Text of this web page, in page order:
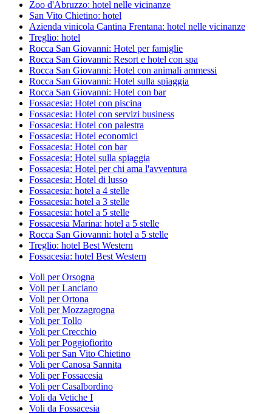
Zoo d'Abruzzo: hotel nelle vicinanze
San Vito Chietino: hotel
Azienda vinicola Cantina Frentana: hotel nelle vicinanze
Treglio: hotel
Rocca San Giovanni: Hotel per famiglie
Rocca San Giovanni: Resort e hotel con spa
Rocca San Giovanni: Hotel con animali ammessi
Rocca San Giovanni: Hotel sulla spiaggia
Rocca San Giovanni: Hotel con bar
Fossacesia: Hotel con piscina
Fossacesia: Hotel con servizi business
Fossacesia: Hotel con palestra
Fossacesia: Hotel economici
Fossacesia: Hotel con bar
Fossacesia: Hotel sulla spiaggia
Fossacesia: Hotel per chi ama l'avventura
Fossacesia: Hotel di lusso
Fossacesia: hotel a 4 stelle
Fossacesia: hotel a 3 stelle
Fossacesia: hotel a 5 stelle
Fossacesia Marina: hotel a 5 stelle
Rocca San Giovanni: hotel a 5 stelle
Treglio: hotel Best Western
Fossacesia: hotel Best Western
Voli per Orsogna
Voli per Lanciano
Voli per Ortona
Voli per Mozzagrogna
Voli per Tollo
Voli per Crecchio
Voli per Poggiofiorito
Voli per San Vito Chietino
Voli per Canosa Sannita
Voli per Fossacesia
Voli per Casalbordino
Voli da Vetiche I
Voli da Fossacesia